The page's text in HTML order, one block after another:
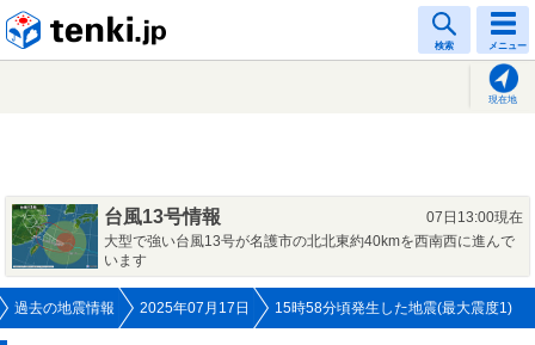
検索 メニュー
現在地
台風13号情報
07日13:00現在
大型で強い台風13号が名護市の北北東約40kmを西南西に進んで
います
過去の地震情報 2025年07月17日 15時58分頃発生した地震(最大震度1)